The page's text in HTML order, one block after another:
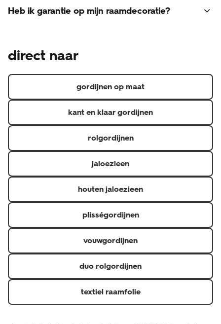
helaas niet mogelijk. Raamdecoratie is een op maat
Neem dan contact op de met de klantenservice via 020
raamdecoratie hebt gekocht.
Heb ik garantie op mijn raamdecoratie?
Hierdoor heb je 5 jaar garantie op materiaal- en
(confectioneren is het op maat maken van gordijnen).
direct naar
gordijnen op maat
kant en klaar gordijnen
rolgordijnen
jaloezieen
houten jaloezieen
plisségordijnen
vouwgordijnen
duo rolgordijnen
textiel raamfolie